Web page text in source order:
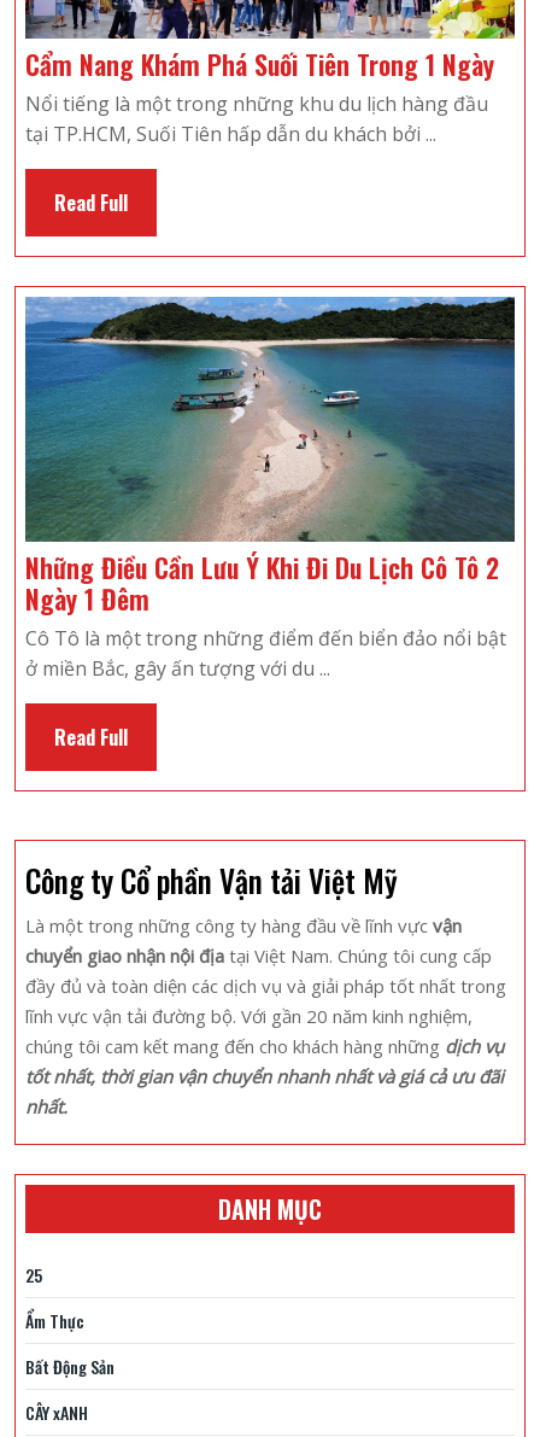
Cẩm Nang Khám Phá Suối Tiên Trong 1 NgàyCẩm
1
Nổi tiếng là một trong những khu du lịch hàng đầu
tại TP.HCM, Suối Tiên hấp dẫn du khách bởi ...
Read FullRead
Full
Những Điều Cần Lưu Ý Khi Đi Du Lịch Cô Tô 2
Ngày 1 Đêm
Điều
Cần
Lưu
Đi
Lịch
Cô
Tô
2
Ngày
1
Đêm
Cô Tô là một trong những điểm đến biển đảo nổi bật
ở miền Bắc, gây ấn tượng với du ...
Read FullRead
Full
Công ty Cổ phần Vận tải Việt Mỹ
Là một trong những công ty hàng đầu về lĩnh vực vận
chuyển giao nhận nội địa tại Việt Nam. Chúng tôi cung cấp
đầy đủ và toàn diện các dịch vụ và giải pháp tốt nhất trong
lĩnh vực vận tải đường bộ. Với gần 20 năm kinh nghiệm,
chúng tôi cam kết mang đến cho khách hàng những dịch vụ
tốt nhất, thời gian vận chuyển nhanh nhất và giá cả ưu đãi
nhất.
DANH MỤC
25
Ẩm Thực
Bất Động Sản
CÂY xANH